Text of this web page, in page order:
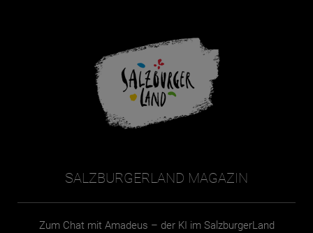
SALZBURGERLAND MAGAZIN
Zum Chat mit Amadeus – der KI im SalzburgerLand